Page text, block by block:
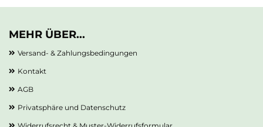
MEHR ÜBER...
Versand- & Zahlungsbedingungen
Kontakt
AGB
Privatsphäre und Datenschutz